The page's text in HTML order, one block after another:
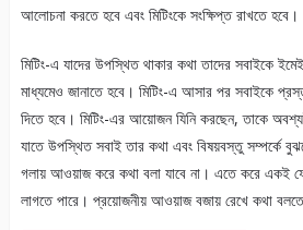
আলোচনা করতে হবে এবং মিটিংকে সংক্ষিপ্ত রাখতে হবে।
মিটিং-এ যাদের উপস্থিত থাকার কথা তাদের সবাইকে
মাধ্যমেও জানাতে হবে। মিটিং-এ আসার পর সবাইকে
দিতে হবে। মিটিং-এর আয়োজন যিনি করছেন, তাকে
যাতে উপস্থিত সবাই তার কথা এবং বিষয়বস্তু সম্পর্কে
গলায় আওয়াজ করে কথা বলা যাবে না। এতে করে একই
লাগতে পারে। প্রয়োজনীয় আওয়াজ বজায় রেখে কথা